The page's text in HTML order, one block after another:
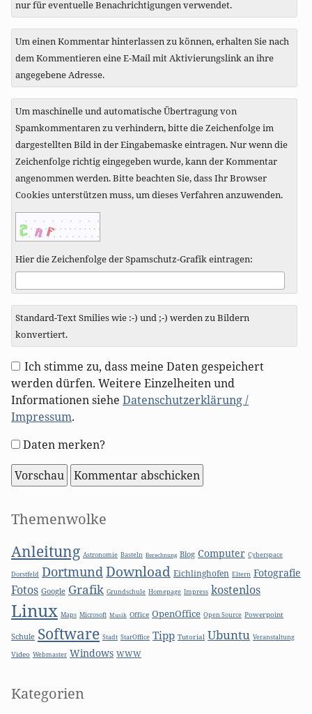
nur für eventuelle Benachrichtigungen verwendet.
Um einen Kommentar hinterlassen zu können, erhalten Sie nach
dem Kommentieren eine E-Mail mit Aktivierungslink an ihre
angegebene Adresse.
Um maschinelle und automatische Übertragung von
Spamkommentaren zu verhindern, bitte die Zeichenfolge im
dargestellten Bild in der Eingabemaske eintragen. Nur wenn die
Zeichenfolge richtig eingegeben wurde, kann der Kommentar
angenommen werden. Bitte beachten Sie, dass Ihr Browser
Cookies unterstützen muss, um dieses Verfahren anzuwenden.
Hier die Zeichenfolge der Spamschutz-Grafik eintragen:
Standard-Text Smilies wie :-) und ;-) werden zu Bildern
konvertiert.
Ich stimme zu, dass meine Daten gespeichert
werden dürfen. Weitere Einzelheiten und
Informationen siehe Datenschutzerklärung /
Impressum.
Formular-
Optionen
Daten merken?
Seitenleiste
Themenwolke
Anleitung Astronomie Basteln Berechnung Blog Computer Cyberspace
Dorstfeld DortmundDownload Eichlinghofen Eltern Fotografie
Fotos Google Grafik Grundschule Homepage Impress kostenlos
Linux Maps Microsoft Musik Office OpenOffice Open Source Powerpoint
Schule Software Stadt StarOffice Tipp Tutorial Ubuntu Veranstaltung
Video Webmaster Windows WWW
Kategorien